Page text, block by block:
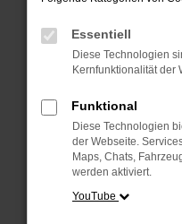
Prüfe deine
Manche
können das
anderen Browser
Fenster?
Starte dein
Das kann
Probleme zu
Essentiell
Diese Technologien
Kernfunktionalität der
Funktional
Diese Technologien
der Webseite.
Maps, Chats,
werden aktiviert.
YouTube